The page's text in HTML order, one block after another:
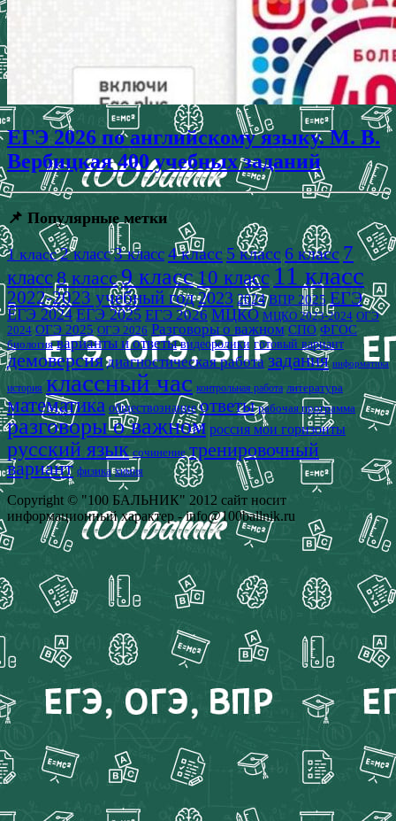
ЕГЭ 2026 по английскому языку. М. В.
Вербицкая 400 учебных заданий
📌 Популярные метки
1 класс 2 класс3 класс4 класс 5 класс 6 класс 7
класс8 класс9 класс10 класс 11 класс
2022-2023 учебный год2023 2024 ВПР 2025 ЕГЭ
ЕГЭ 2024 ЕГЭ 2025 ЕГЭ 2026 МЦКО МЦКО 2023-2024 ОГЭ
2024 ОГЭ 2025 ОГЭ 2026 Разговоры о важном СПО ФГОС
биология варианты и ответы видеоролики готовый вариант
демоверсия диагностическая работа задания информатика
история классный час контрольная работа литература
математика обществознание ответы рабочая программа
разговоры о важном россия мои горизонты
русский язык сочинение тренировочный
вариант физика химия
Copyright © "100 БАЛЬНИК" 2012 сайт носит
информационный характер - info@100ballnik.ru